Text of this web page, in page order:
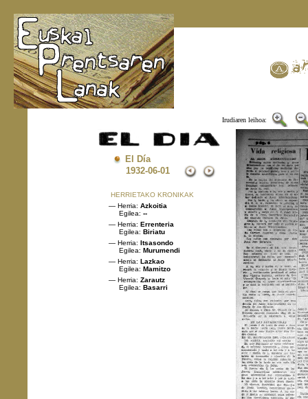
Irudiaren leihoa:
El Día
1932-06-01
HERRIETAKO KRONIKAK
— Herria: Azkoitia
Egilea: --
— Herria: Errenteria
Egilea: Biriatu
— Herria: Itsasondo
Egilea: Murumendi
— Herria: Lazkao
Egilea: Mamitzo
— Herria: Zarautz
Egilea: Basarri